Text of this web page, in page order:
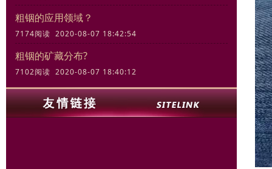
粗铟的应用领域？
7174阅读 2020-08-07 18:42:54
粗铟的矿藏分布?
7102阅读 2020-08-07 18:40:12